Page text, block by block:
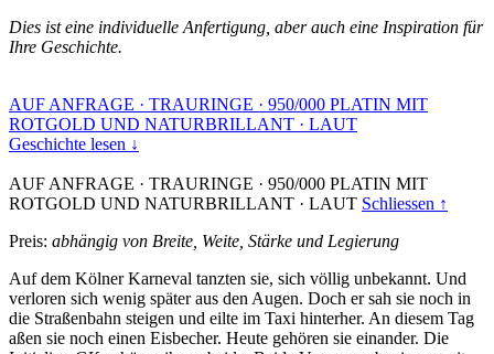
Dies ist eine individuelle Anfertigung, aber auch eine Inspiration für
Ihre Geschichte.
AUF ANFRAGE · TRAURINGE · 950/000 PLATIN MIT
ROTGOLD UND NATURBRILLANT · LAUT
Geschichte lesen ↓
AUF ANFRAGE · TRAURINGE · 950/000 PLATIN MIT
ROTGOLD UND NATURBRILLANT · LAUT Schliessen ↑
Preis: abhängig von Breite, Weite, Stärke und Legierung
Auf dem Kölner Karneval tanzten sie, sich völlig unbekannt. Und
verloren sich wenig später aus den Augen. Doch er sah sie noch in
die Straßenbahn steigen und eilte im Taxi hinterher. An diesem Tag
aßen sie noch einen Eisbecher. Heute gehören sie einander. Die